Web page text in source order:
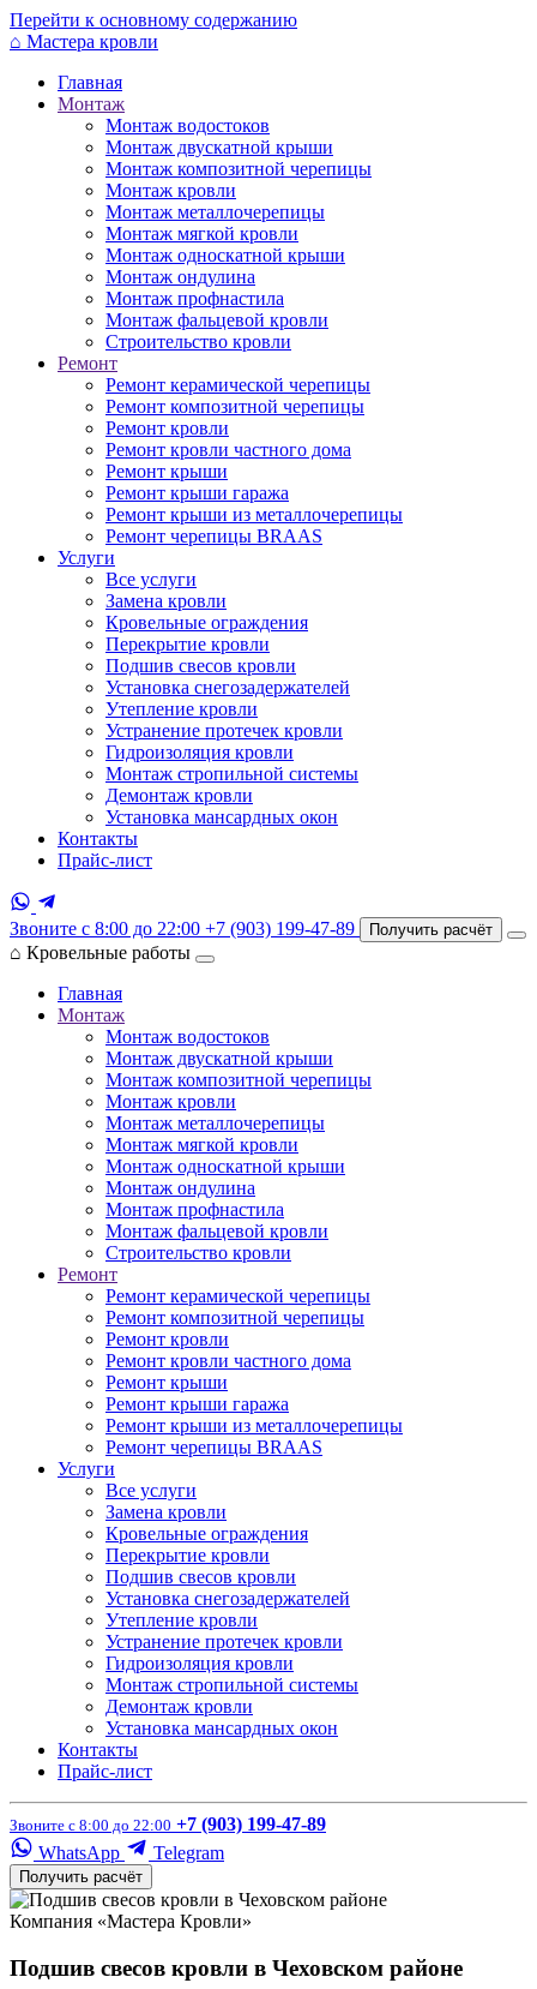
Перейти к основному содержанию
⌂ Мастера кровли
Главная
Монтаж
Монтаж водостоков
Монтаж двускатной крыши
Монтаж композитной черепицы
Монтаж кровли
Монтаж металлочерепицы
Монтаж мягкой кровли
Монтаж односкатной крыши
Монтаж ондулина
Монтаж профнастила
Монтаж фальцевой кровли
Строительство кровли
Ремонт
Ремонт керамической черепицы
Ремонт композитной черепицы
Ремонт кровли
Ремонт кровли частного дома
Ремонт крыши
Ремонт крыши гаража
Ремонт крыши из металлочерепицы
Ремонт черепицы BRAAS
Услуги
Все услуги
Замена кровли
Кровельные ограждения
Перекрытие кровли
Подшив свесов кровли
Установка снегозадержателей
Утепление кровли
Устранение протечек кровли
Гидроизоляция кровли
Монтаж стропильной системы
Демонтаж кровли
Установка мансардных окон
Контакты
Прайс-лист
Звоните с 8:00 до 22:00 +7 (903) 199-47-89 Получить расчёт
⌂ Кровельные работы
Главная
Монтаж
Монтаж водостоков
Монтаж двускатной крыши
Монтаж композитной черепицы
Монтаж кровли
Монтаж металлочерепицы
Монтаж мягкой кровли
Монтаж односкатной крыши
Монтаж ондулина
Монтаж профнастила
Монтаж фальцевой кровли
Строительство кровли
Ремонт
Ремонт керамической черепицы
Ремонт композитной черепицы
Ремонт кровли
Ремонт кровли частного дома
Ремонт крыши
Ремонт крыши гаража
Ремонт крыши из металлочерепицы
Ремонт черепицы BRAAS
Услуги
Все услуги
Замена кровли
Кровельные ограждения
Перекрытие кровли
Подшив свесов кровли
Установка снегозадержателей
Утепление кровли
Устранение протечек кровли
Гидроизоляция кровли
Монтаж стропильной системы
Демонтаж кровли
Установка мансардных окон
Контакты
Прайс-лист
Звоните с 8:00 до 22:00 +7 (903) 199-47-89
WhatsApp
Telegram
Получить расчёт
Компания «Мастера Кровли»
Подшив свесов кровли в Чеховском районе